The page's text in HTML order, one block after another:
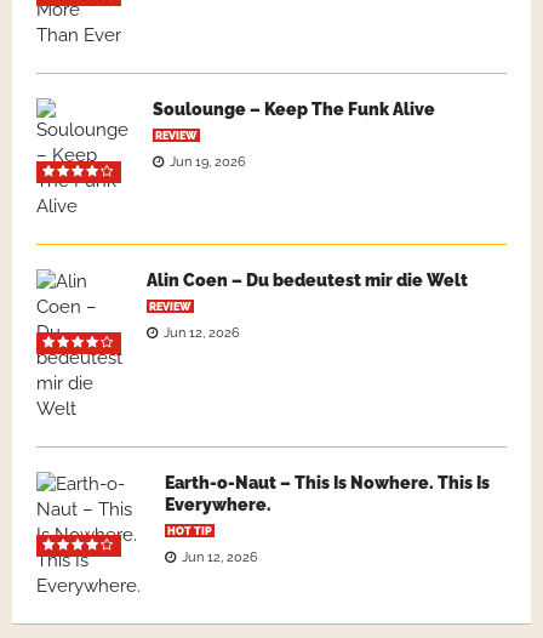
Soulounge – Keep The Funk Alive
REVIEW
Jun 19, 2026
Alin Coen – Du bedeutest mir die Welt
REVIEW
Jun 12, 2026
Earth-o-Naut – This Is Nowhere. This Is
Everywhere.
HOT TIP
Jun 12, 2026